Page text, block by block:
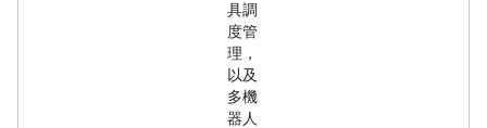
具調
度管
理，
以及
多機
器人